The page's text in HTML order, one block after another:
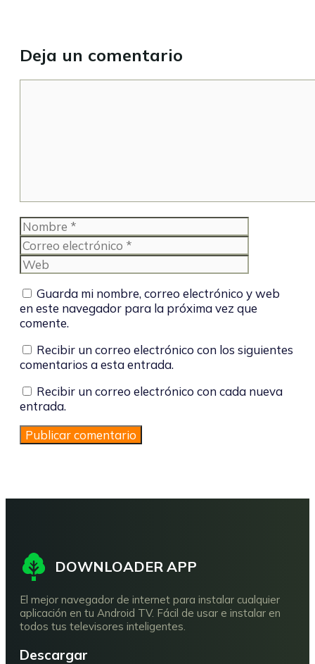
Deja un comentario
Nombre
electrónico
Guarda mi nombre, correo electrónico y web
en este navegador para la próxima vez que
comente.
Recibir un correo electrónico con los siguientes
comentarios a esta entrada.
Recibir un correo electrónico con cada nueva
entrada.
DOWNLOADER APP
El mejor navegador de internet para instalar cualquier
aplicación en tu Android TV. Fácil de usar e instalar en
todos tus televisores inteligentes.
Descargar